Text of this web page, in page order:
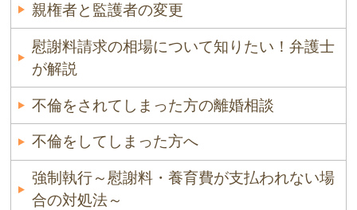
親権者と監護者の変更
慰謝料請求の相場について知りたい！弁護士
が解説
不倫をされてしまった方の離婚相談
不倫をしてしまった方へ
強制執行～慰謝料・養育費が支払われない場
合の対処法～